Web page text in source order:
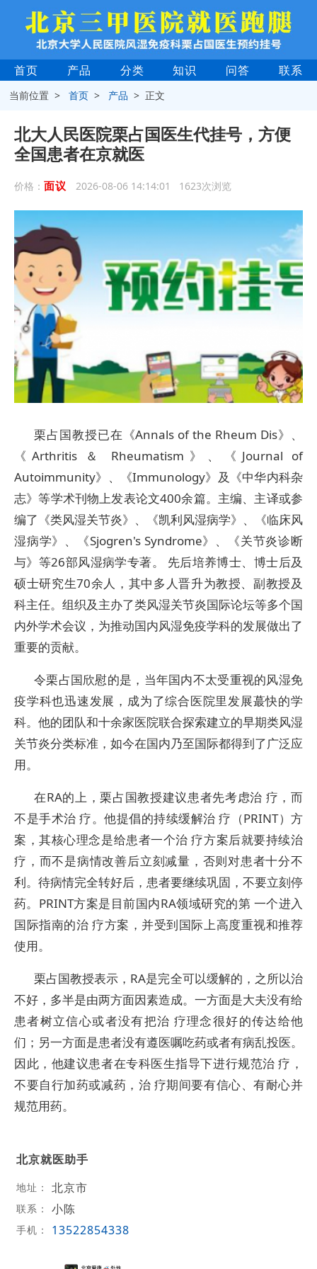
首页 产品 分类 知识 问答 联系
当前位置 >首页 > 产品 > 正文
北大人民医院栗占国医生代挂号，方便
全国患者在京就医
价格： 面议 2026-08-06 14:14:01 1623次浏览
栗占国教授已在《Annals of the Rheum Dis》、
《Arthritis ＆ Rheumatism》、《Journal of
Autoimmunity》、《Immunology》及《中华内科杂
志》等学术刊物上发表论文400余篇。主编、主译或参
编了《类风湿关节炎》、《凯利风湿病学》、《临床风
湿病学》、《Sjogren's Syndrome》、《关节炎诊断
与》等26部风湿病学专著。 先后培养博士、博士后及
硕士研究生70余人，其中多人晋升为教授、副教授及
科主任。组织及主办了类风湿关节炎国际论坛等多个国
内外学术会议，为推动国内风湿免疫学科的发展做出了
重要的贡献。
令栗占国欣慰的是，当年国内不太受重视的风湿免
疫学科也迅速发展，成为了综合医院里发展蕞快的学
科。他的团队和十余家医院联合探索建立的早期类风湿
关节炎分类标准，如今在国内乃至国际都得到了广泛应
用。
在RA的上，栗占国教授建议患者先考虑治 疗，而
不是手术治 疗。他提倡的持续缓解治 疗（PRINT）方
案，其核心理念是给患者一个治 疗方案后就要持续治
疗，而不是病情改善后立刻减量，否则对患者十分不
利。待病情完全转好后，患者要继续巩固，不要立刻停
药。PRINT方案是目前国内RA领域研究的第 一个进入
国际指南的治 疗方案，并受到国际上高度重视和推荐
使用。
栗占国教授表示，RA是完全可以缓解的，之所以治
不好，多半是由两方面因素造成。一方面是大夫没有给
患者树立信心或者没有把治 疗理念很好的传达给他
们；另一方面是患者没有遵医嘱吃药或者有病乱投医。
因此，他建议患者在专科医生指导下进行规范治 疗，
不要自行加药或减药，治 疗期间要有信心、有耐心并
规范用药。
北京就医助手
地址： 北京市
联系： 小陈
手机： 13522854338